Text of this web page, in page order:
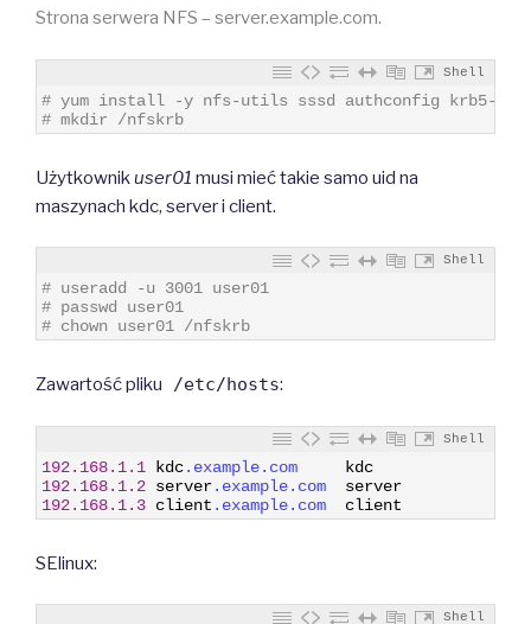
Strona serwera NFS – server.example.com.
Shell
# yum install -y nfs-utils sssd authconfig krb5-
# mkdir /nfskrb
Użytkownik user01 musi mieć takie samo uid na
maszynach kdc, server i client.
Shell
# useradd -u 3001 user01
# passwd user01
# chown user01 /nfskrb
Zawartość pliku /etc/hosts:
Shell
192.168.1.1 kdc.example.com
kdc
192.168.1.2 server.example.com
server
192.168.1.3 client .example.com client
SElinux:
Shell